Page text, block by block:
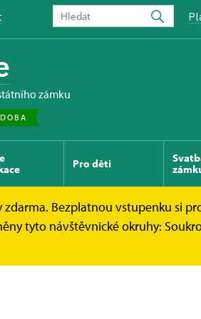
zámku
Pro děti
Bezplatnou vstupenku si
tyto návštěvnické okruhy: